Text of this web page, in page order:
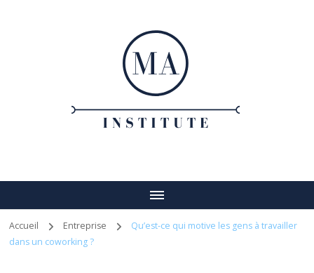
Accueil Entreprise
Qu’est-ce qui motive les gens à travailler
dans un coworking ?